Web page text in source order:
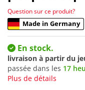
Question sur ce produit?
Made in Germany
En stock.
livraison à partir du
passée dans les 17
Plus de détails